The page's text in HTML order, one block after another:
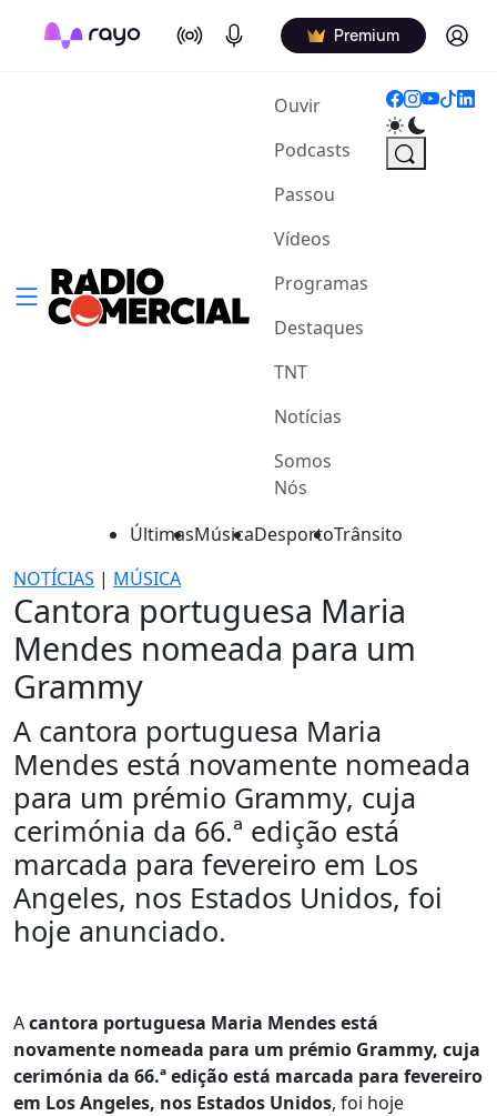
On Air Podcasts Premium Log in
Ouvir(current)
Podcasts
Passou
Vídeos
Programas
Destaques
TNT
Notícias
Somos
Nós
ÚltimasMúsicaDesportoTrânsito
NOTÍCIAS | MÚSICA
Cantora portuguesa Maria
Mendes nomeada para um
Grammy
A cantora portuguesa Maria
Mendes está novamente nomeada
para um prémio Grammy, cuja
cerimónia da 66.ª edição está
marcada para fevereiro em Los
Angeles, nos Estados Unidos, foi
hoje anunciado.
Acantora portuguesa Maria Mendes está
novamente nomeada para um prémio Grammy, cuja
cerimónia da 66.ª edição está marcada para fevereiro
em Los Angeles, nos Estados Unidos, foi hoje